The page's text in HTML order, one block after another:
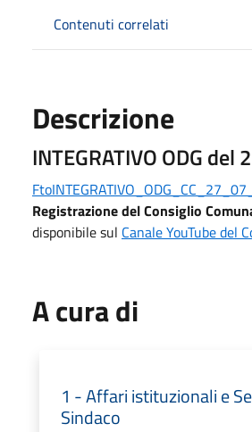
Contenuti correlati
Descrizione
INTEGRATIVO ODG del
Registrazione del Consiglio
disponibile sul Canale YouTube del
A cura di
1 - Affari istituzionali e
Sindaco